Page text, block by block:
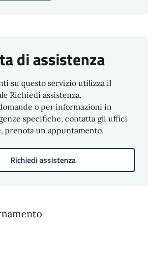
di assistenza
su questo servizio utilizza il
Richiedi assistenza.
o per informazioni in
specifiche, contatta gli uffici
prenota un appuntamento.
Richiedi assistenza